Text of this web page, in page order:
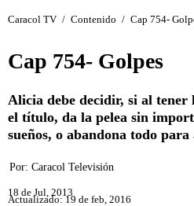
Caracol TV / Contenido / Cap 754-
Cap 754- Golpes
Alicia debe decidir, si al
el título, da la pelea sin
sueños, o abandona todo
Por: Caracol Televisión
18 de Jul, 2013
Actualizado: 19 de feb, 2016